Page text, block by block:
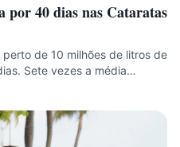
por 40 dias nas Cataratas
de 10 milhões de litros de
Sete vezes a média…